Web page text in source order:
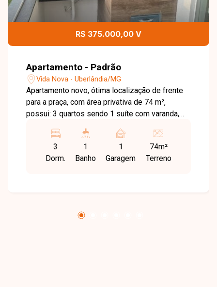
R$ 375.000,00 V
Apartamento - Padrão
Vida Nova - Uberlândia/MG
Apartamento novo, ótima localização de frente
para a praça, com área privativa de 74 m²,
possui: 3 quartos sendo 1 suíte com varanda,
varanda gourmet. Acabamento diferenciado:
porcelanato de primeira qualidade, cubas
Tramontina, cozinha, banheiros e área de serviço
3
Dorm.
1
Banho
1
Garagem
74m²
Terreno